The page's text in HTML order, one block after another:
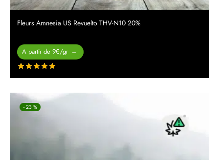
Fleurs Amnesia US Revuelto THV-N10 20%
A partir de 9€/gr –
Plage de
prix :
à
- 23 %